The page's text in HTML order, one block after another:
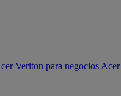
Veriton para negocios